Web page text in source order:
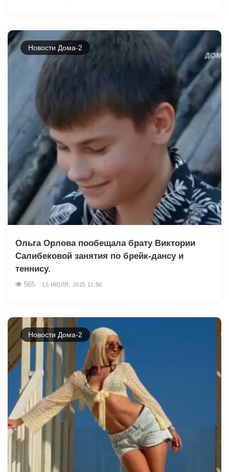
Новости Дома-2
Ольга Орлова пообещала брату Виктории
Салибековой занятия по брейк-дансу и
теннису.
565 15 ИЮЛЯ, 2025 11:50
Новости Дома-2